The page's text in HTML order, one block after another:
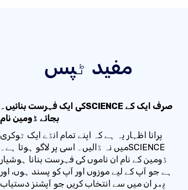
مفید ٹپس
کی ایک فہرست بنائیں۔SCIENCE صرف ایک کے
بجائے ڈومین نام
پرانا اظہار یہ ہے کہ اپنے تمام انڈے ایک ٹوکری
میں نہ ڈالیں۔ اسی پر لاگو ہوتا ہے۔SCIENCE
ڈومین کے نام ان ناموں کی فہرست بنانا ہوشیار
ہے جو آپ کے لیے موزوں اور آپ کو پسند ہوں، اور
پھر ان میں سے انتخاب کریں جو آپشنز دستیاب